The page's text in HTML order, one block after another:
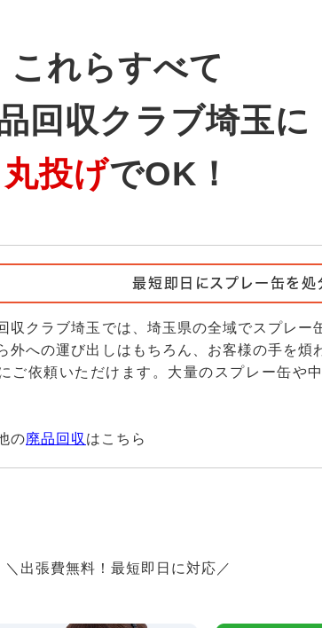
これらすべて
回収クラブ埼玉に
丸投げでOK！
最短即日にスプレー缶を処
収クラブ埼玉では、埼玉県の全域でスプレー
外への運び出しはもちろん、お客様の手を煩
ご依頼いただけます。大量のスプレー缶や
の廃品回収 はこちら
＼出張費無料！最短即日に対応／